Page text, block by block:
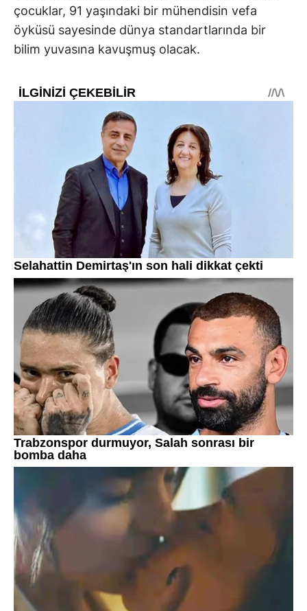
çocuklar, 91 yaşındaki bir mühendisin vefa
öyküsü sayesinde dünya standartlarında bir
bilim yuvasına kavuşmuş olacak.